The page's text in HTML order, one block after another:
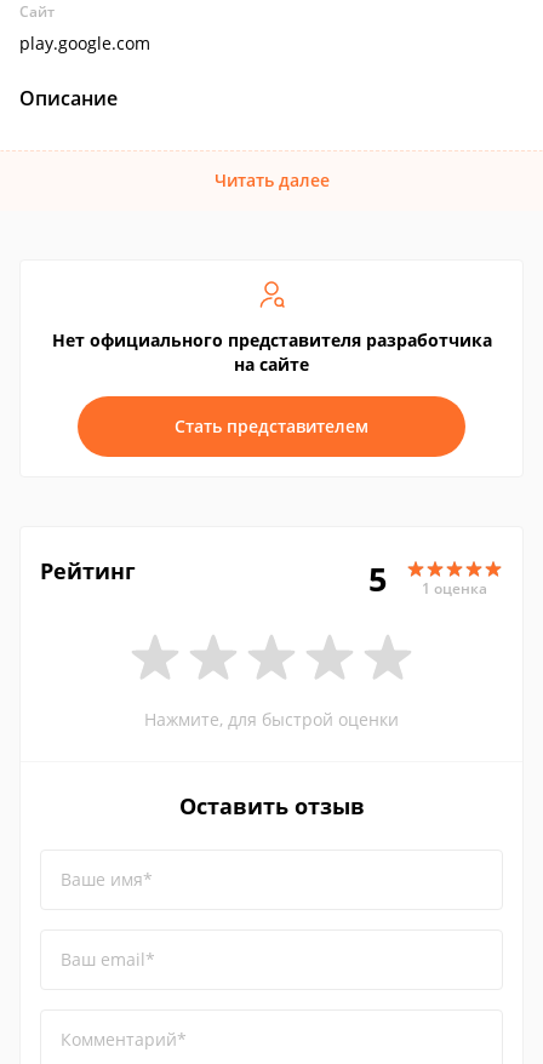
Сайт
play.google.com
Описание
Читать далее
Нет официального представителя разработчика
на сайте
Стать представителем
Рейтинг 5 1 оценка
Нажмите, для быстрой оценки
Оставить отзыв
Ваше имя*
Ваш email*
Комментарий*